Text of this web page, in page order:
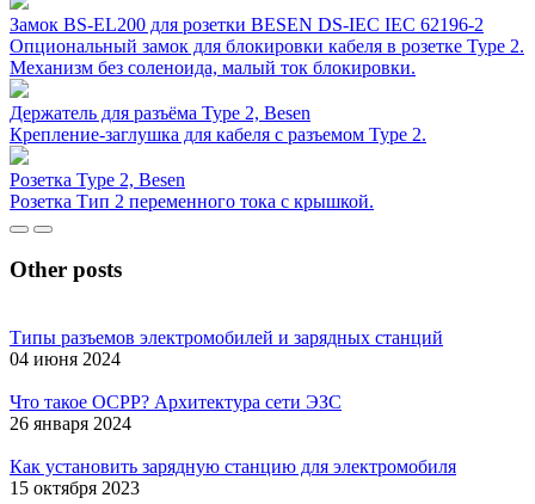
Замок BS-EL200 для розетки BESEN DS-IEC IEC 62196-2
Опциональный замок для блокировки кабеля в розетке Type 2.
Механизм без соленоида, малый ток блокировки.
Держатель для разъёма Type 2, Besen
Крепление-заглушка для кабеля с разъемом Type 2.
Розетка Type 2, Besen
Розетка Тип 2 переменного тока с крышкой.
Other posts
Типы разъемов электромобилей и зарядных станций
04 июня 2024
Что такое OCPP? Архитектура сети ЭЗС
26 января 2024
Как установить зарядную станцию для электромобиля
15 октября 2023